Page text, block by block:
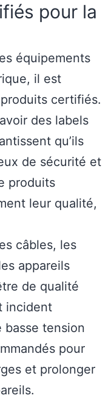
pour la
équipements
il est
certifiés.
des labels
qu’ils
de sécurité et
produits
leur qualité,
câbles, les
appareils
de qualité
incident
basse tension
pour
et prolonger